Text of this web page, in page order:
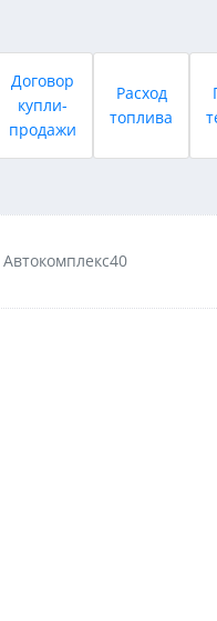
Договор
купли-
продажи
Расход
топлива
Автокомплекс40